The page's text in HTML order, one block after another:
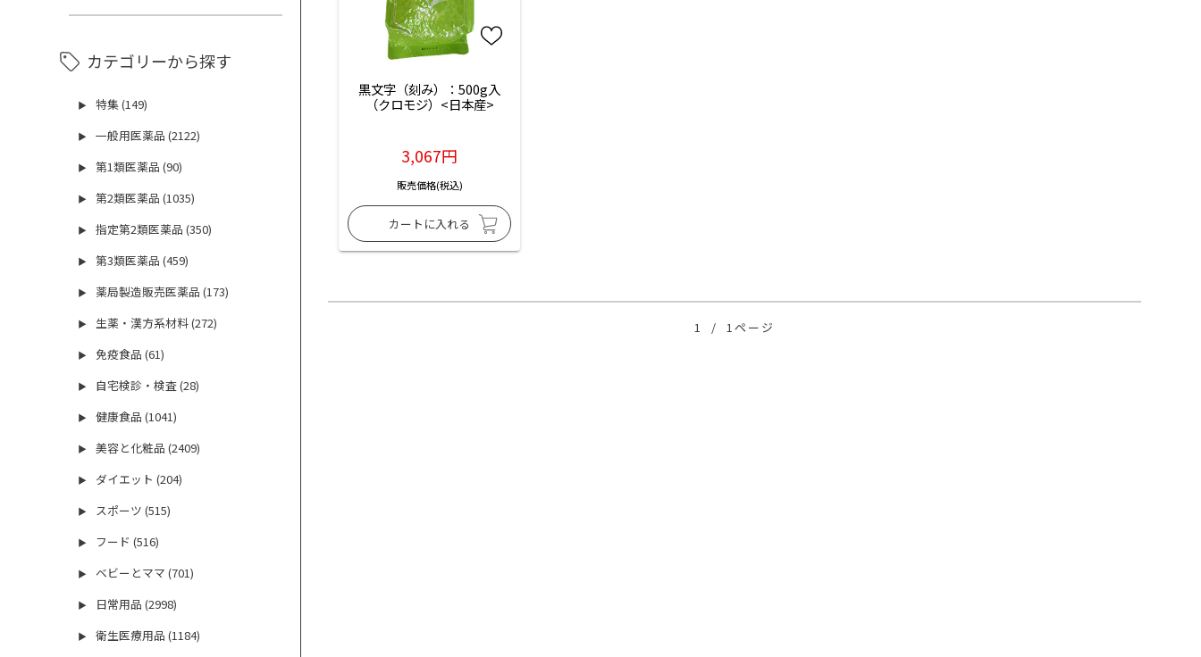
カテゴリーから探す
▶ 特集 (149)
▶ 一般用医薬品 (2122)
▶ 第1類医薬品 (90)
▶ 第2類医薬品 (1035)
▶ 指定第2類医薬品 (350)
▶ 第3類医薬品 (459)
▶ 薬局製造販売医薬品 (173)
▶ 生薬・漢方系材料 (272)
▶ 免疫食品 (61)
▶ 自宅検診・検査 (28)
▶ 健康食品 (1041)
▶ 美容と化粧品 (2409)
▶ ダイエット (204)
▶ スポーツ (515)
▶ フード (516)
▶ ベビーとママ (701)
▶ 日常用品 (2998)
▶ 衛生医療用品 (1184)
黒文字（刻み）：500g入
（クロモジ）<日本産>
3,067円
販売価格(税込)
1 / 1ページ